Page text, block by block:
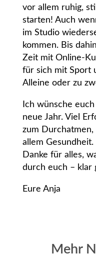
vor allem ruhig,
starten! Auch
im Studio
kommen. Bis
Zeit mit Online-
für sich mit Sport
Alleine oder zu
Ich wünsche
neue Jahr. Viel
zum Durchatmen,
allem Gesundheit.
Danke für alles,
durch euch – klar
Eure Anja
Mehr